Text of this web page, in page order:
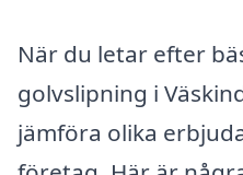
När du letar efter
golvslipning i
jämföra olika